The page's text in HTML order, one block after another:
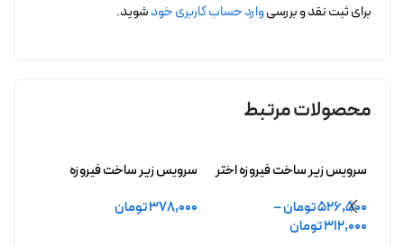
برای ثبت نقد و بررسیوارد حساب کاربری خودشوید.
محصولات مرتبط
سرویس زیر ساخت فیروزه اختر
526,500تومان–
312,000تومان
سرویس زیر ساخت فیروزه
378,000تومان